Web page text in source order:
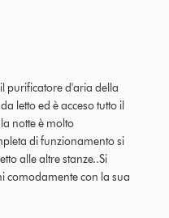
25 Ratings
purificatore d'aria della
letto ed è acceso tutto il
notte è molto
di funzionamento si
alle altre stanze..Si
comodamente con la sua